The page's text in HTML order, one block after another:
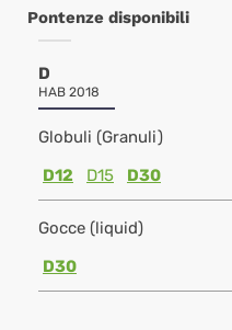
Pontenze disponibili
D
HAB 2018
Globuli (Granuli)
D12
D15 D30
Gocce (liquid)
D30